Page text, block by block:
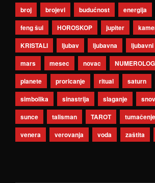
broj
brojevi budućnost energija
feng šui
HOROSKOP jupiter
KRISTALI
ljubav ljubavna ljubavni
mars
mesec novac
planete
proricanje ritual saturn
simbolika
sinastrija slaganje
sunce
talisman TAROT tumačenje
venera
verovanja voda zaštita